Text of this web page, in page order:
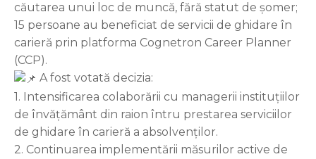
căutarea unui loc de muncă, fără statut de şomer;
15 persoane au beneficiat de servicii de ghidare în
carieră prin platforma Cognetron Career Planner
(CCP).
A fost votată decizia:
1. Intensificarea colaborării cu managerii instituțiilor
de învățământ din raion întru prestarea serviciilor
de ghidare în carieră a absolvenților.
2. Continuarea implementării măsurilor active de